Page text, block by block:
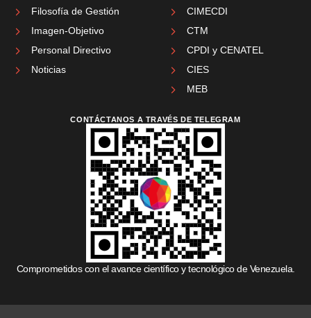
Filosofía de Gestión
Imagen-Objetivo
Personal Directivo
Noticias
CIMECDI
CTM
CPDI y CENATEL
CIES
MEB
CONTÁCTANOS A TRAVÉS DE TELEGRAM
Comprometidos con el avance científico y tecnológico de Venezuela.